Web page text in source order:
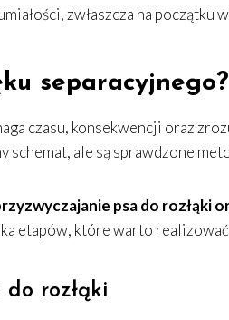
zwłaszcza na początku
czasu, konsekwencji oraz
ale są sprawdzone
psa do rozłąki
etapów, które warto
do rozłąki